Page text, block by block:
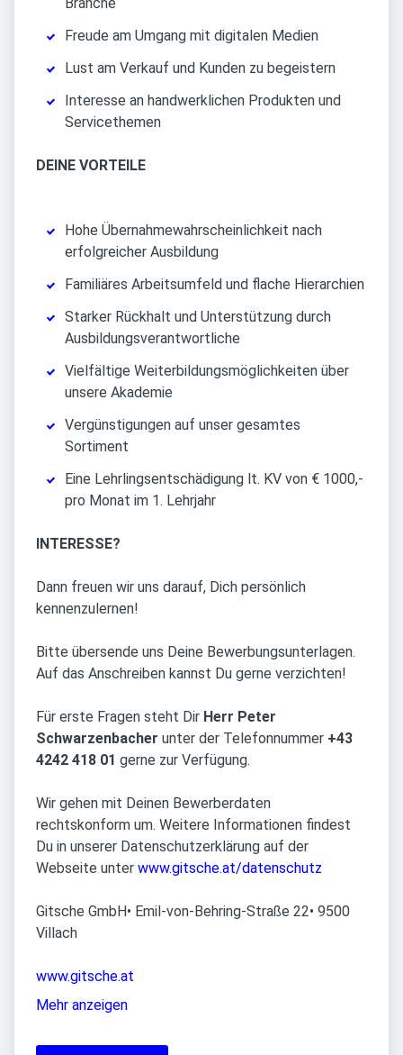
Freude am Umgang mit digitalen Medien
Lust am Verkauf und Kunden zu begeistern
Interesse an handwerklichen Produkten und
Servicethemen
DEINE VORTEILE
Hohe Übernahmewahrscheinlichkeit nach
erfolgreicher Ausbildung
Familiäres Arbeitsumfeld und flache Hierarchien
Starker Rückhalt und Unterstützung durch
Ausbildungsverantwortliche
Vielfältige Weiterbildungsmöglichkeiten über
unsere Akademie
Vergünstigungen auf unser gesamtes
Sortiment
Eine Lehrlingsentschädigung lt. KV von € 1000,-
pro Monat im 1. Lehrjahr
INTERESSE?
Dann freuen wir uns darauf, Dich persönlich
kennenzulernen!
Bitte übersende uns Deine Bewerbungsunterlagen.
Auf das Anschreiben kannst Du gerne verzichten!
Für erste Fragen steht Dir Herr Peter
Schwarzenbacher unter der Telefonnummer +43
4242 418 01 gerne zur Verfügung.
Wir gehen mit Deinen Bewerberdaten
rechtskonform um. Weitere Informationen findest
Du in unserer Datenschutzerklärung auf der
Webseite unter www.gitsche.at/datenschutz
Gitsche GmbH• Emil-von-Behring-Straße 22• 9500
Villach
www.gitsche.at
Mehr anzeigen